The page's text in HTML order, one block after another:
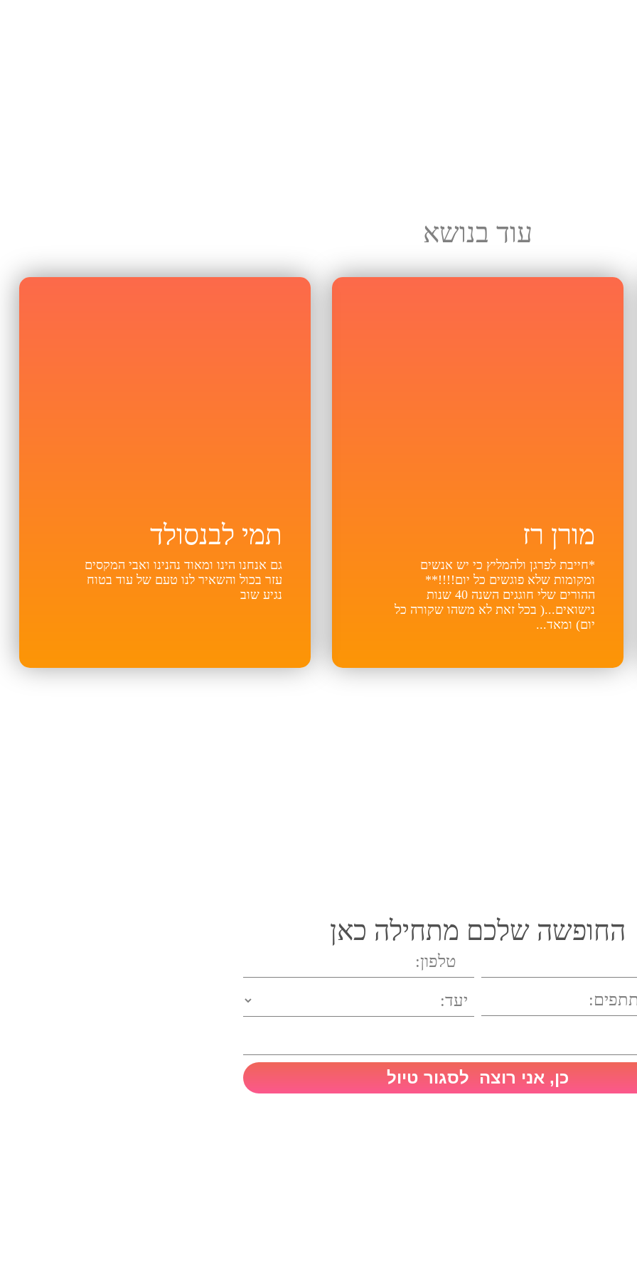
עוד בנושא
מורן רז
*חייבת לפרגן ולהמליץ כי יש אנשים
ומקומות שלא פוגשים כל יום!!!!**
ההורים שלי חוגגים השנה 40 שנות
נישואים...( בכל זאת לא משהו שקורה כל
יום) ומאד...
תמי לבנסולד
גם אנחנו הינו ומאוד נהנינו ואבי המקסים
עזר בכול והשאיר לנו טעם של עוד בטוח
נגיע שוב
החופשה שלכם מתחילה כאן